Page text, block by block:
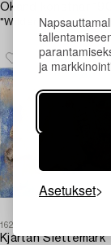
ja
Asetukset
Okänd konstnär
"Wilderness".
1623362
Kjartan Slettemark